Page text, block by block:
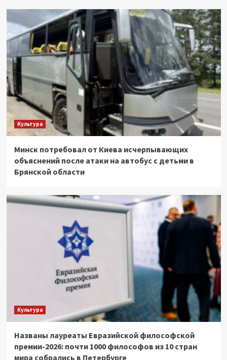
Культура
Минск потребовал от Киева исчерпывающих
объяснений после атаки на автобус с детьми в
Брянской области
Культура
Названы лауреаты Евразийской философской
премии-2026: почти 1000 философов из 10 стран
мира собрались в Петербурге